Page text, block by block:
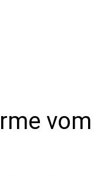
vom